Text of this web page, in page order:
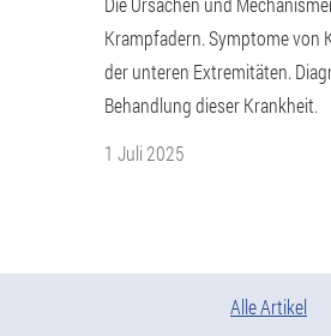
Krampfadern. Symptome von
der unteren Extremitäten.
Behandlung dieser Krankheit.
1 Juli 2025
Alle Artikel